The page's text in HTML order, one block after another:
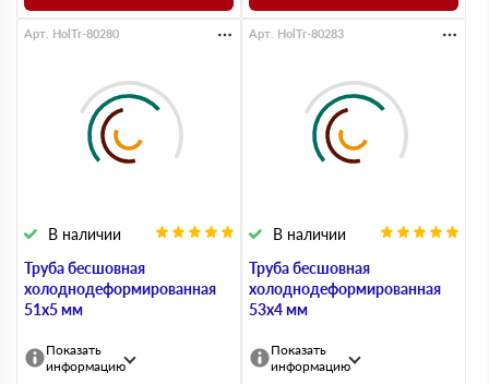
Труба бесшовная
холоднодеформированная
51х5 мм
В наличии
Арт. HolTr-80280
Показать
информацию
Труба бесшовная
холоднодеформированная
53х4 мм
В наличии
Арт. HolTr-80283
Показать
информацию